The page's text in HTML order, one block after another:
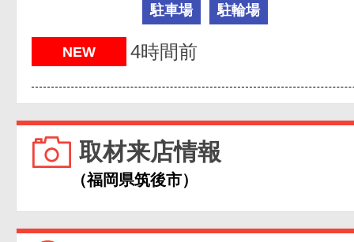
駐車場 駐輪場
NEW 4時間前
取材来店情報
（福岡県筑後市）